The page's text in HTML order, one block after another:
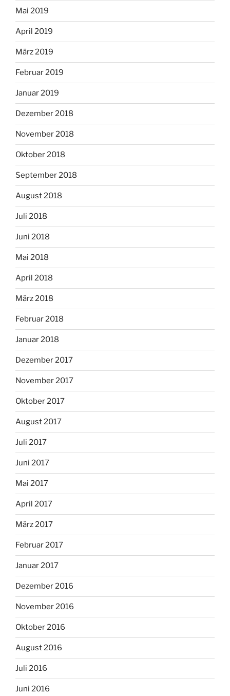
Mai 2019
April 2019
März 2019
Februar 2019
Januar 2019
Dezember 2018
November 2018
Oktober 2018
September 2018
August 2018
Juli 2018
Juni 2018
Mai 2018
April 2018
März 2018
Februar 2018
Januar 2018
Dezember 2017
November 2017
Oktober 2017
August 2017
Juli 2017
Juni 2017
Mai 2017
April 2017
März 2017
Februar 2017
Januar 2017
Dezember 2016
November 2016
Oktober 2016
August 2016
Juli 2016
Juni 2016